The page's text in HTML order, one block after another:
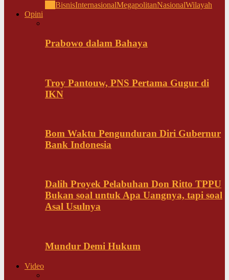
BisnisInternasionalMegapolitanNasionalWilayah
Opini
Prabowo dalam Bahaya
Troy Pantouw, PNS Pertama Gugur di
IKN
Bom Waktu Pengunduran Diri Gubernur
Bank Indonesia
Dalih Proyek Pelabuhan Don Ritto TPPU
Bukan soal untuk Apa Uangnya, tapi soal
Asal Usulnya
Mundur Demi Hukum
Video